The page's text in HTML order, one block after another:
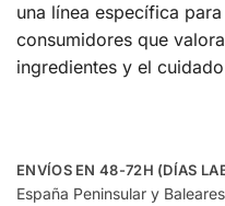
una línea específica
consumidores que
ingredientes y el
ENVÍOS EN 48-72H (DÍAS
España Peninsular y Baleares